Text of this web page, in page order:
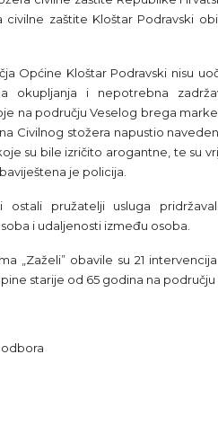
zaštite Kloštar Podravski
Općine Kloštar Podravski nisu
okupljanja i nepotrebna
na području Veselog brega marke
Civilnog stožera napustio
su bile izričito arogantne, te su
je policija.
ostali pružatelji usluga
i udaljenosti između osoba.
„Zaželi” obavile su 21
starije od 65 godina na